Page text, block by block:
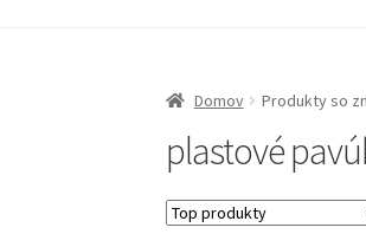
Domov Produkty so
plastové